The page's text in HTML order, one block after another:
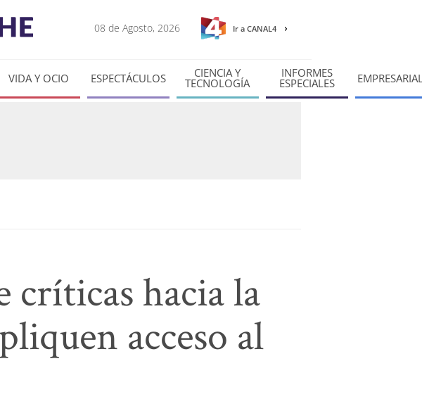
08 de Agosto, 2026 Ir a CANAL4
VIDA Y OCIO ESPECTÁCULOS CIENCIA Y
TECNOLOGÍA
INFORMES
ESPECIALES
críticas hacia la
acceso al